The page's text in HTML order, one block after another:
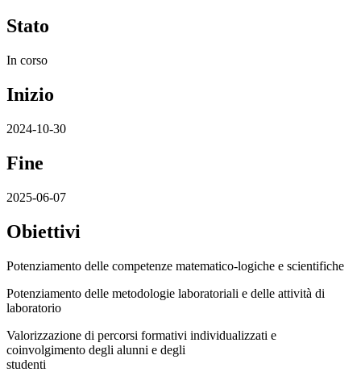
Stato
In corso
Inizio
2024-10-30
Fine
2025-06-07
Obiettivi
Potenziamento delle competenze matematico-logiche e scientifiche
Potenziamento delle metodologie laboratoriali e delle attività di
laboratorio
Valorizzazione di percorsi formativi individualizzati e
coinvolgimento degli alunni e degli
studenti